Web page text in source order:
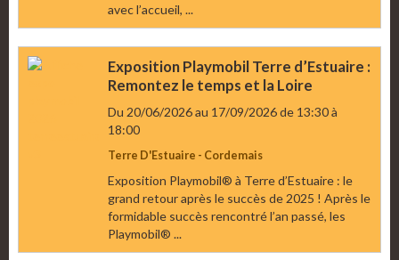
avec l’accueil, ...
Exposition Playmobil Terre d’Estuaire :
Remontez le temps et la Loire
Du 20/06/2026au 17/09/2026de 13:30à
18:00
Terre D'Estuaire - Cordemais
Exposition Playmobil® à Terre d’Estuaire : le
grand retour après le succès de 2025 ! Après le
formidable succès rencontré l’an passé, les
Playmobil® ...